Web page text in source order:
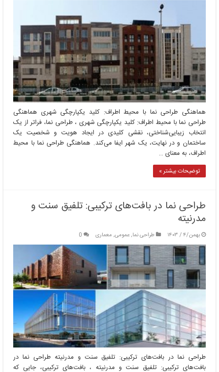
هماهنگی طراحی نما با محیط اطراف: کلید یکپارچگی شهری هماهنگی
طراحی نما با محیط اطراف: کلید یکپارچگی شهری ، طراحی نما، فراتر از یک
انتخاب زیبایی‌شناختی، نقشی کلیدی در ایجاد هویت و شخصیت یک
ساختمان و در نهایت، یک شهر ایفا می‌کند. هماهنگی طراحی نما با محیط
اطراف، به معنای …
توضیحات بیشتر »
طراحی نما در بافت‌های ترکیبی: تلفیق سنت و
مدرنیته
بهمن/۴ / ۱۴۰۳ طراحی نما,عمومی, معماری 0
طراحی نما در بافت‌های ترکیبی: تلفیق سنت و مدرنیته طراحی نما در
بافت‌های ترکیبی: تلفیق سنت و مدرنیته ، بافت‌های ترکیبی، جایی که